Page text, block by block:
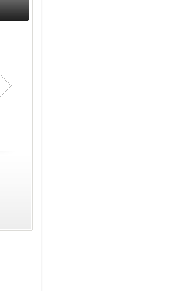
Cook’un yerine Donanım Mühendisliği